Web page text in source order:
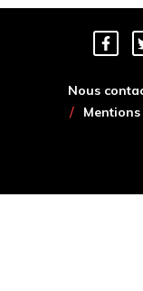
Nous
Mentions